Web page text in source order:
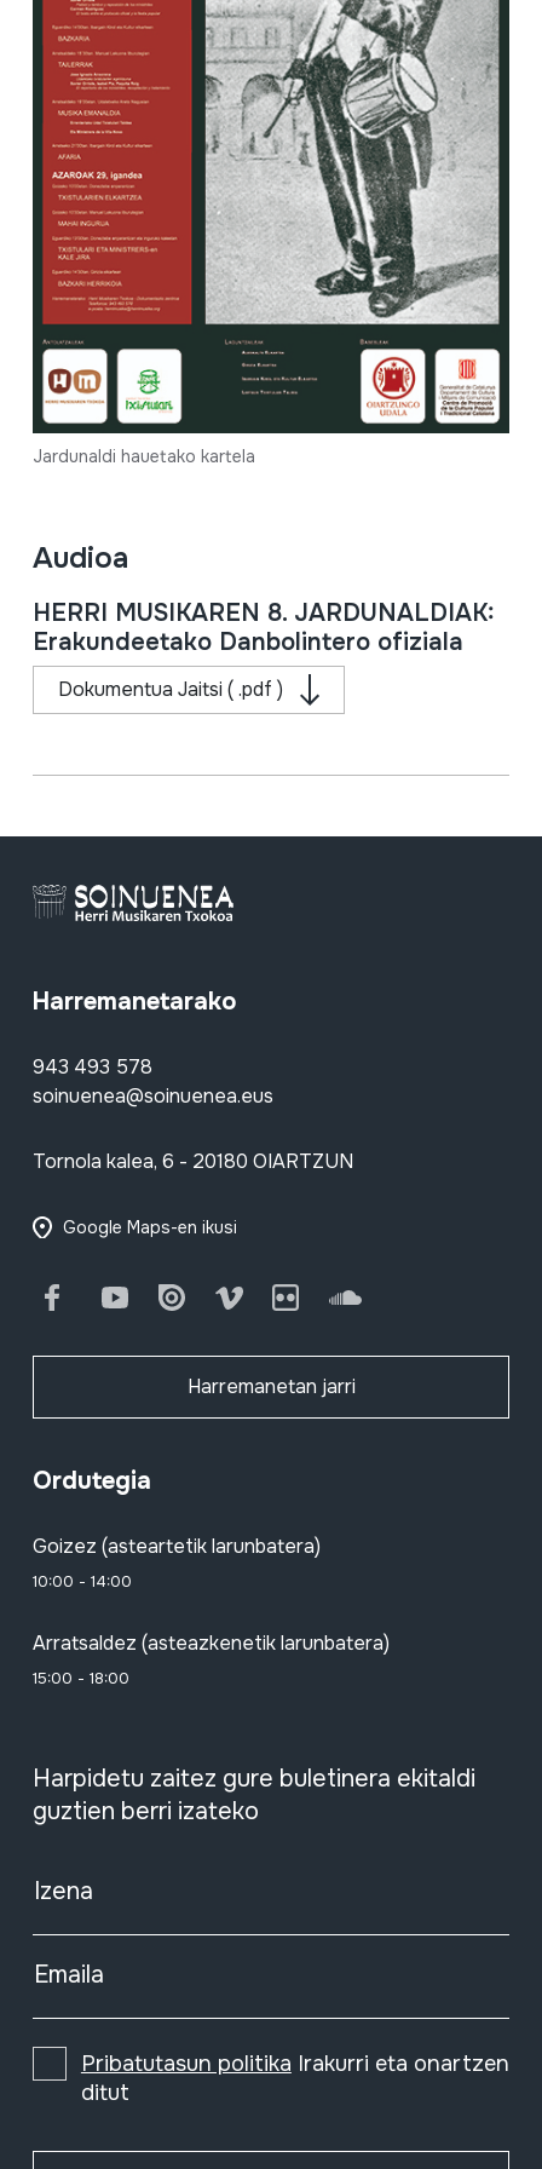
Jardunaldi hauetako kartela
Audioa
HERRI MUSIKAREN 8. JARDUNALDIAK:
Erakundeetako Danbolintero ofiziala
Dokumentua Jaitsi ( .pdf )
Harremanetarako
943 493 578
soinuenea@soinuenea.eus
Tornola kalea, 6 - 20180 OIARTZUN
Google Maps-en ikusi
FacebookYoutube Issuu Vimeo Flickr SoundCloud
Harremanetan jarri
Ordutegia
Goizez (asteartetik larunbatera)
10:00 - 14:00
Arratsaldez (asteazkenetik larunbatera)
15:00 - 18:00
Harpidetu zaitez gure buletinera ekitaldi
guztien berri izateko
Izena
Emaila
Pribatutasun politika Irakurri eta onartzen
ditut